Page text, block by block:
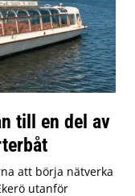
till en del av
att börja nätverka
utanför